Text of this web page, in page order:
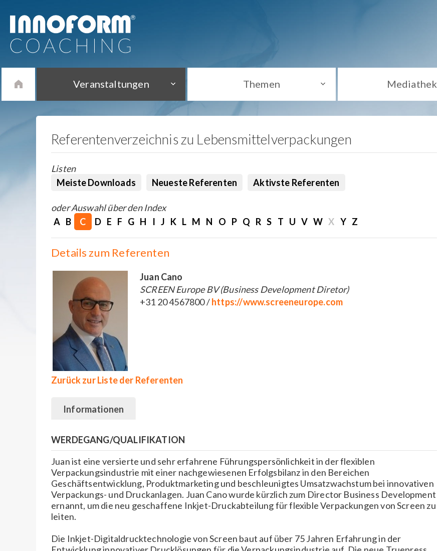
Veranstaltungen Themen Mediathek
Referentenverzeichnis zu Lebensmittelverpackungen
Listen
Meiste Downloads
Neueste Referenten Aktivste Referenten
oder Auswahl über den Index
A B C D E F G H I J K L M N O P Q R S T U V W X Y Z
Details zum Referenten
Juan Cano
SCREEN Europe BV (Business Development Diretor)
+31 20 4567800 /https://www.screeneurope.com
Zurück zur Liste der Referenten
Informationen
WERDEGANG/QUALIFIKATION
Juan ist eine versierte und sehr erfahrene Führungspersönlichkeit in der flexiblen
Verpackungsindustrie mit einer nachgewiesenen Erfolgsbilanz in den Bereichen
Geschäftsentwicklung, Produktmarketing und beschleunigtes Umsatzwachstum bei innovativen
Verpackungs- und Druckanlagen. Juan Cano wurde kürzlich zum Director Business Development
ernannt, um die neu geschaffene Inkjet-Druckabteilung für flexible Verpackungen von Screen zu
leiten.
Die Inkjet-Digitaldrucktechnologie von Screen baut auf über 75 Jahren Erfahrung in der